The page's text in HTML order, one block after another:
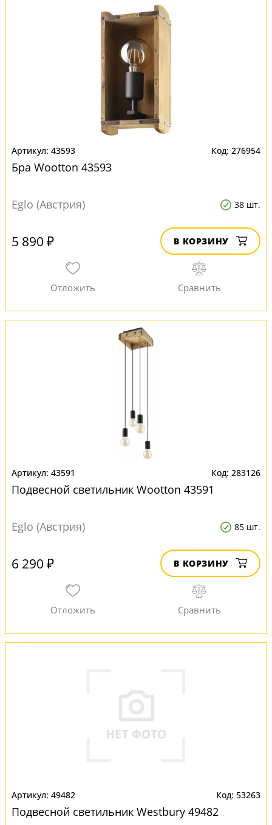
43593 276954
Бра Wootton 43593
Eglo (Австрия) 38 шт.
5 890 ₽ В КОРЗИНУ
43591 283126
Подвесной светильник Wootton 43591
Eglo (Австрия) 85 шт.
6 290 ₽ В КОРЗИНУ
49482 53263
Подвесной светильник Westbury 49482